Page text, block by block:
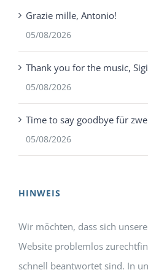
Grazie mille, Antonio!
05/08/2026
Thank you for the music,
05/08/2026
Time to say goodbye für
05/08/2026
HINWEIS
Wir möchten, dass sich
Website problemlos
schnell beantwortet sind. In